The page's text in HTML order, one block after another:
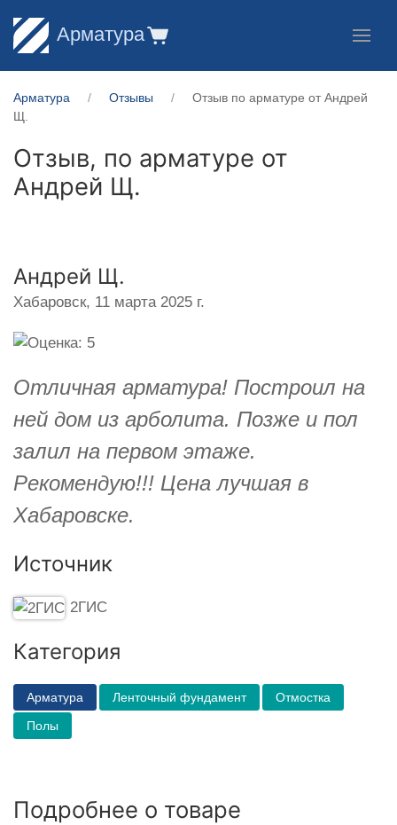
Арматура
Арматура Отзывы
Отзыв по арматуре от Андрей
Щ.
Отзыв, по арматуре от
Андрей Щ.
Андрей Щ.
Хабаровск, 11 марта 2025 г.
Отличная арматура! Построил на
ней дом из арболита. Позже и пол
залил на первом этаже.
Рекомендую!!! Цена лучшая в
Хабаровске.
Источник
2ГИС
Категория
Арматура Ленточный фундамент Отмостка
Полы
Подробнее о товаре